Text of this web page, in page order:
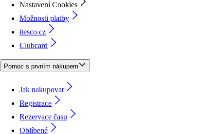
Nastavení Cookies
Možnosti platby
itesco.cz
Clubcard
Pomoc s prvním nákupem
Jak nakupovat
Registrace
Rezervace času
Oblíbené